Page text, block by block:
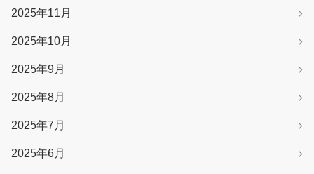
2025年11月
2025年10月
2025年9月
2025年8月
2025年7月
2025年6月